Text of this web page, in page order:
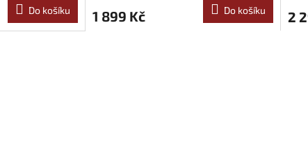
Do košíku 1 899 Kč Do košíku 2